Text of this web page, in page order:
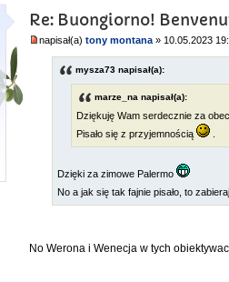
Re: Buongiorno!
napisał(a)tony montana » 10.05.2023
mysza73 napisał(a):
marze_na napisał(a):
Dziękuję Wam serdecznie za
Pisało się z przyjemnością
Dzięki za zimowe Palermo
No a jak się tak fajnie pisało, to
No Werona i Wenecja w tych